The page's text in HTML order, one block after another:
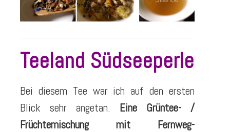
Teeland Südseeperle
Bei diesem Tee war ich auf den ersten
Blick sehr angetan. Eine Grüntee- /
Früchtemischung mit Fernweg-